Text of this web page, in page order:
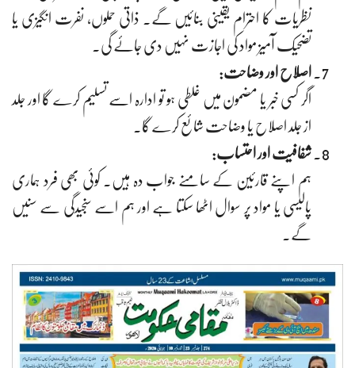
نظریات کا احترام یقینی بنائیں گے۔ ذاتی حملوں، نفرت انگیزی یا
تضحیک آمیز مواد کی اجازت نہیں دی جائے گی۔
اصلاح اور وضاحت:
اگر کسی خبر یا مضمون میں غلطی ہو تو ادارہ اسے تسلیم کرے گا اور جلد
از جلد اصلاح یا وضاحت شائع کرے گا۔
شفافیت اور احتساب:
ہم اپنے قارئین کے سامنے جواب دہ ہیں۔ کوئی بھی فرد ہماری
پالیسی یا مواد پر سوال اٹھا سکتا ہے اور ہم اسے سنجیدگی سے سنیں
گے۔